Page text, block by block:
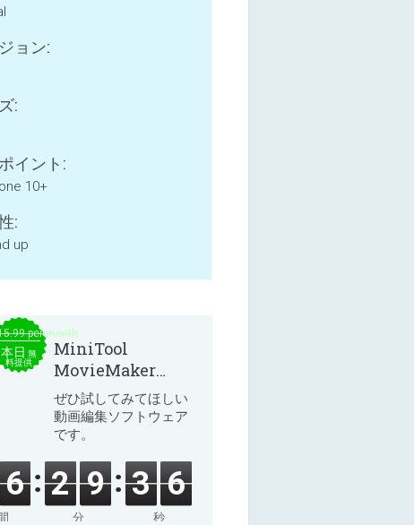
ョン:
:
イント:
10+
:
up
per month
本日 無
料提供
MiniTool
MovieMaker
8.8.0
ぜひ試してみてほしい
動画編集ソフトウェア
です。
6 2 9
分
3 6
秒